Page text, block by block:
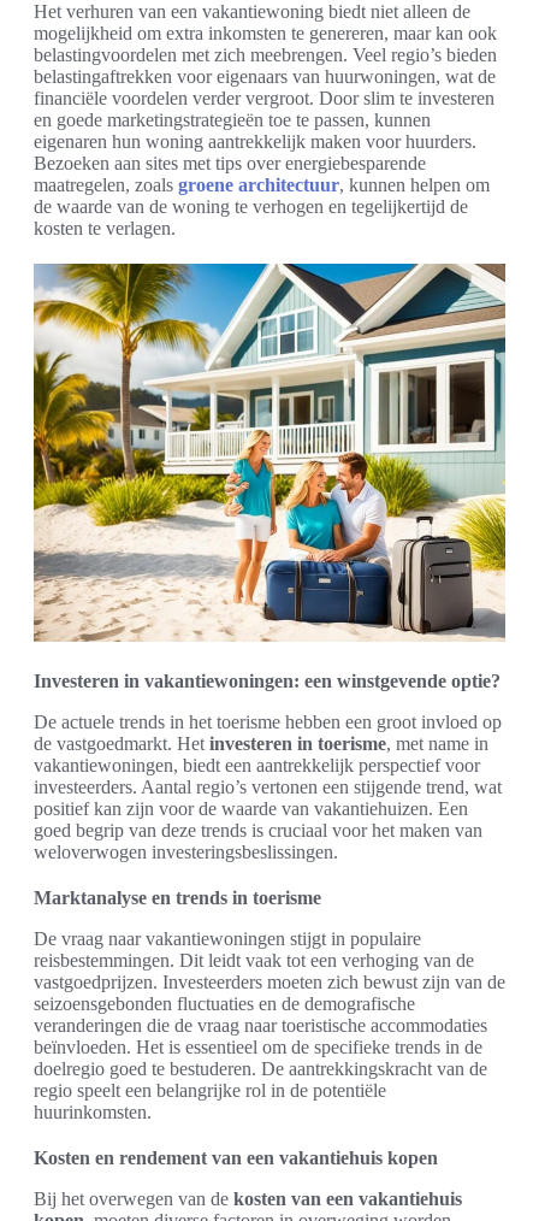
Het verhuren van een vakantiewoning biedt niet alleen de
mogelijkheid om extra inkomsten te genereren, maar kan ook
belastingvoordelen met zich meebrengen. Veel regio’s bieden
belastingaftrekken voor eigenaars van huurwoningen, wat de
financiële voordelen verder vergroot. Door slim te investeren
en goede marketingstrategieën toe te passen, kunnen
eigenaren hun woning aantrekkelijk maken voor huurders.
Bezoeken aan sites met tips over energiebesparende
maatregelen, zoals groene architectuur, kunnen helpen om
de waarde van de woning te verhogen en tegelijkertijd de
kosten te verlagen.
Investeren in vakantiewoningen: een winstgevende optie?
De actuele trends in het toerisme hebben een groot invloed op
de vastgoedmarkt. Het investeren in toerisme, met name in
vakantiewoningen, biedt een aantrekkelijk perspectief voor
investeerders. Aantal regio’s vertonen een stijgende trend, wat
positief kan zijn voor de waarde van vakantiehuizen. Een
goed begrip van deze trends is cruciaal voor het maken van
weloverwogen investeringsbeslissingen.
Marktanalyse en trends in toerisme
De vraag naar vakantiewoningen stijgt in populaire
reisbestemmingen. Dit leidt vaak tot een verhoging van de
vastgoedprijzen. Investeerders moeten zich bewust zijn van de
seizoensgebonden fluctuaties en de demografische
veranderingen die de vraag naar toeristische accommodaties
beïnvloeden. Het is essentieel om de specifieke trends in de
doelregio goed te bestuderen. De aantrekkingskracht van de
regio speelt een belangrijke rol in de potentiële
huurinkomsten.
Kosten en rendement van een vakantiehuis kopen
Bij het overwegen van de kosten van een vakantiehuis